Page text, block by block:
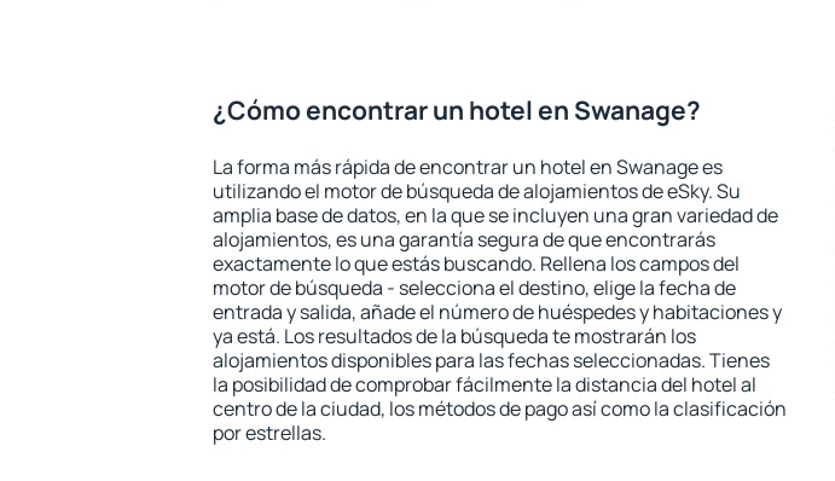
¿Cómo encontrar un hotel en Swanage?
La forma más rápida de encontrar un hotel en Swanage es
utilizando el motor de búsqueda de alojamientos de eSky. Su
amplia base de datos, en la que se incluyen una gran variedad de
alojamientos, es una garantía segura de que encontrarás
exactamente lo que estás buscando. Rellena los campos del
motor de búsqueda - selecciona el destino, elige la fecha de
entrada y salida, añade el número de huéspedes y habitaciones y
ya está. Los resultados de la búsqueda te mostrarán los
alojamientos disponibles para las fechas seleccionadas. Tienes
la posibilidad de comprobar fácilmente la distancia del hotel al
centro de la ciudad, los métodos de pago así como la clasificación
por estrellas.